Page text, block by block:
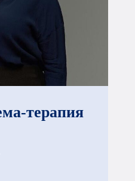
терапия